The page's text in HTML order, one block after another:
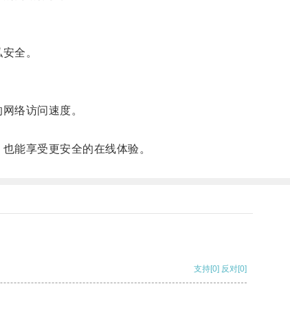
全。
络访问速度。
能享受更安全的在线体验。
支持[0] 反对[0]